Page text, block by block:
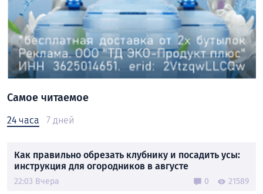
Самое читаемое
24 часа 7 дней
Как правильно обрезать клубнику и посадить усы:
инструкция для огородников в августе
22:03 Вчера 0 21589